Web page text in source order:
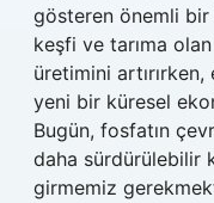
gösteren önemli bir
keşfi ve tarıma olan
üretimini
yeni bir küresel
Bugün, fosfatın
daha sürdürülebilir
girmemiz